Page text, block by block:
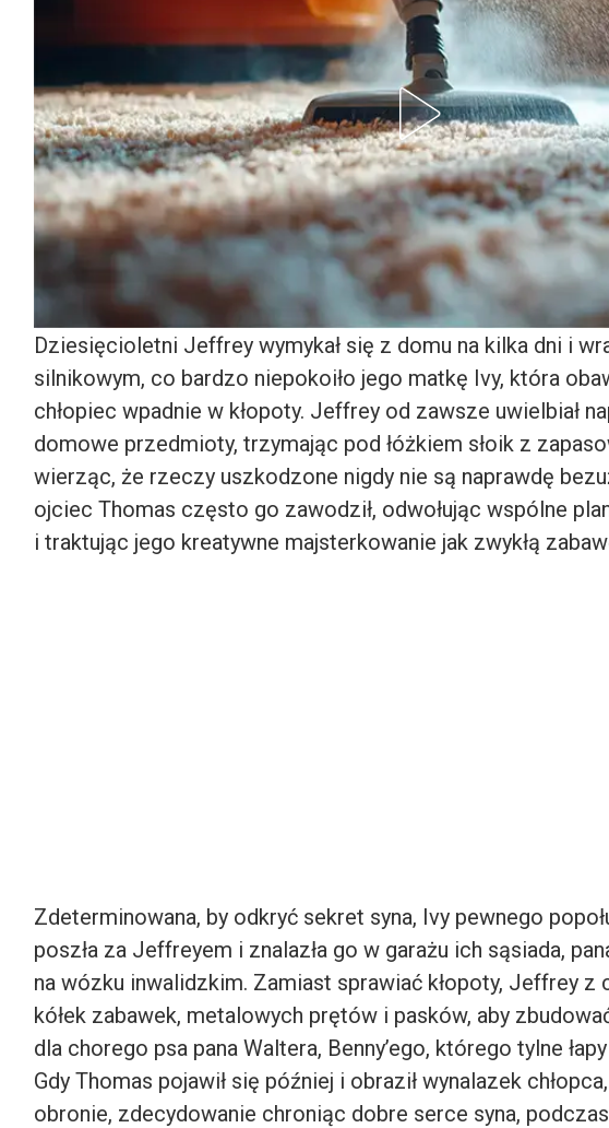
Dziesięcioletni Jeffrey wymykał się z domu na kilka dni i
silnikowym, co bardzo niepokoiło jego matkę Ivy, która
chłopiec wpadnie w kłopoty. Jeffrey od zawsze uwielbiał
domowe przedmioty, trzymając pod łóżkiem słoik z
wierząc, że rzeczy uszkodzone nigdy nie są naprawdę
ojciec Thomas często go zawodził, odwołując wspólne
i traktując jego kreatywne majsterkowanie jak zwykłą
Zdeterminowana, by odkryć sekret syna, Ivy pewnego
poszła za Jeffreyem i znalazła go w garażu ich sąsiada,
na wózku inwalidzkim. Zamiast sprawiać kłopoty, Jeffrey z
kółek zabawek, metalowych prętów i pasków, aby
dla chorego psa pana Waltera, Benny’ego, którego tylne
Gdy Thomas pojawił się później i obraził wynalazek
obronie, zdecydowanie chroniąc dobre serce syna,